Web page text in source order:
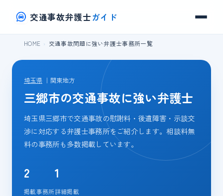
交通事故弁護士ガイド
HOME 交通事故問題に強い弁護士事務所一覧
埼玉県｜関東地方
三郷市の交通事故に強い弁護士
埼玉県三郷市で交通事故の慰謝料・後遺障害・示談交
渉に対応する弁護士事務所をご紹介します。相談料無
料の事務所も多数掲載しています。
2
掲載事務所
1
詳細掲載